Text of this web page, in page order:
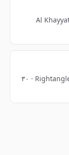
Al
Rightangled · Dubai, Dubai, United Arab Emirates · ٣٠